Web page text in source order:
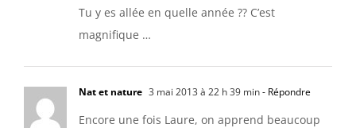
Tu y es allée en quelle année ?? C’est
magnifique …
Nat et nature 3 mai 2013 à 22 h 39 min- Répondre
Encore une fois Laure, on apprend beaucoup